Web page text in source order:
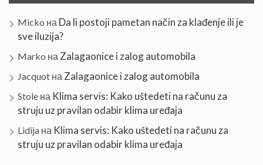
Micko на Da li postoji pametan način za klađenje ili je
sve iluzija?
Marko на Zalagaonice i zalog automobila
Jacquot на Zalagaonice i zalog automobila
Stole на Klima servis: Kako uštedeti na računu za
struju uz pravilan odabir klima uređaja
Lidija на Klima servis: Kako uštedeti na računu za
struju uz pravilan odabir klima uređaja